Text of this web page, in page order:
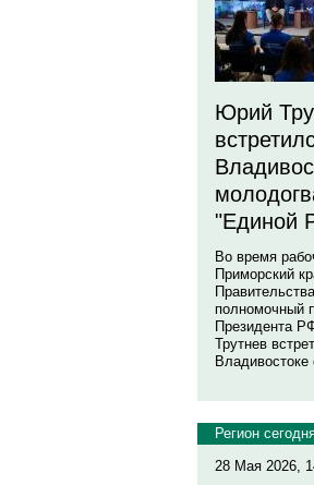
Юрий
"Единой
Во время
Приморский
полномочный
Президента
Трутнев
Регион
28 Мая 2026,